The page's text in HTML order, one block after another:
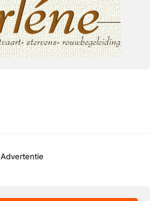
Advertentie